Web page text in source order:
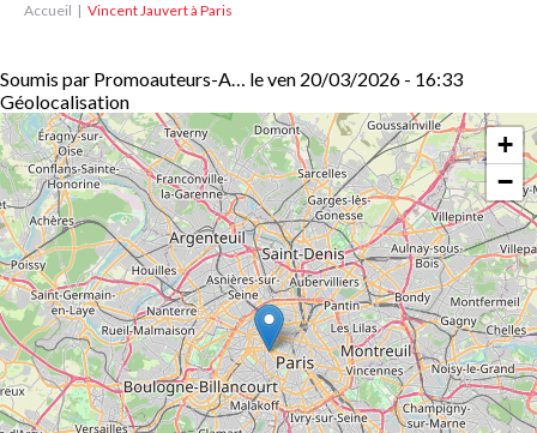
Accueil Vincent Jauvert à Paris
Soumis par Promoauteurs-A… leven 20/03/2026 - 16:33
Géolocalisation
+
−